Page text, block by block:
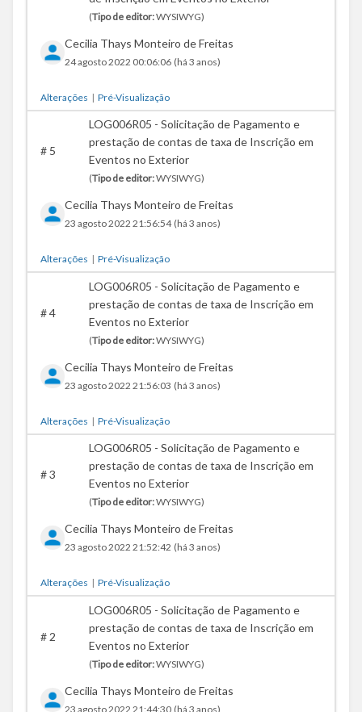
(Tipo de editor:WYSIWYG)
Cecilia Thays Monteiro de Freitas
24 agosto 2022 00:06:06 (há 3 anos)
Alterações | Pré-Visualização
#5
LOG006R05 - Solicitação de Pagamento e
prestação de contas de taxa de Inscrição em
Eventos no Exterior
(Tipo de editor:WYSIWYG)
Cecilia Thays Monteiro de Freitas
23 agosto 2022 21:56:54 (há 3 anos)
Alterações | Pré-Visualização
#4
LOG006R05 - Solicitação de Pagamento e
prestação de contas de taxa de Inscrição em
Eventos no Exterior
(Tipo de editor:WYSIWYG)
Cecilia Thays Monteiro de Freitas
23 agosto 2022 21:56:03 (há 3 anos)
Alterações | Pré-Visualização
#3
LOG006R05 - Solicitação de Pagamento e
prestação de contas de taxa de Inscrição em
Eventos no Exterior
(Tipo de editor:WYSIWYG)
Cecilia Thays Monteiro de Freitas
23 agosto 2022 21:52:42 (há 3 anos)
Alterações | Pré-Visualização
#2
LOG006R05 - Solicitação de Pagamento e
prestação de contas de taxa de Inscrição em
Eventos no Exterior
(Tipo de editor:WYSIWYG)
Cecilia Thays Monteiro de Freitas
23 agosto 2022 21:44:30 (há 3 anos)